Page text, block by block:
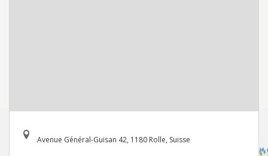
Avenue Général-Guisan 42, 1180 Rolle, Suisse